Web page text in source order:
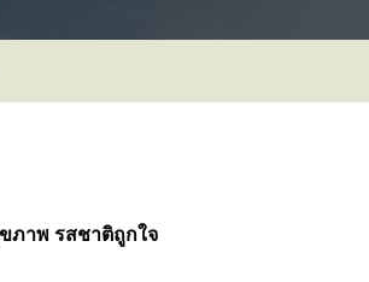
ภาพ รสชาติถูกใจ